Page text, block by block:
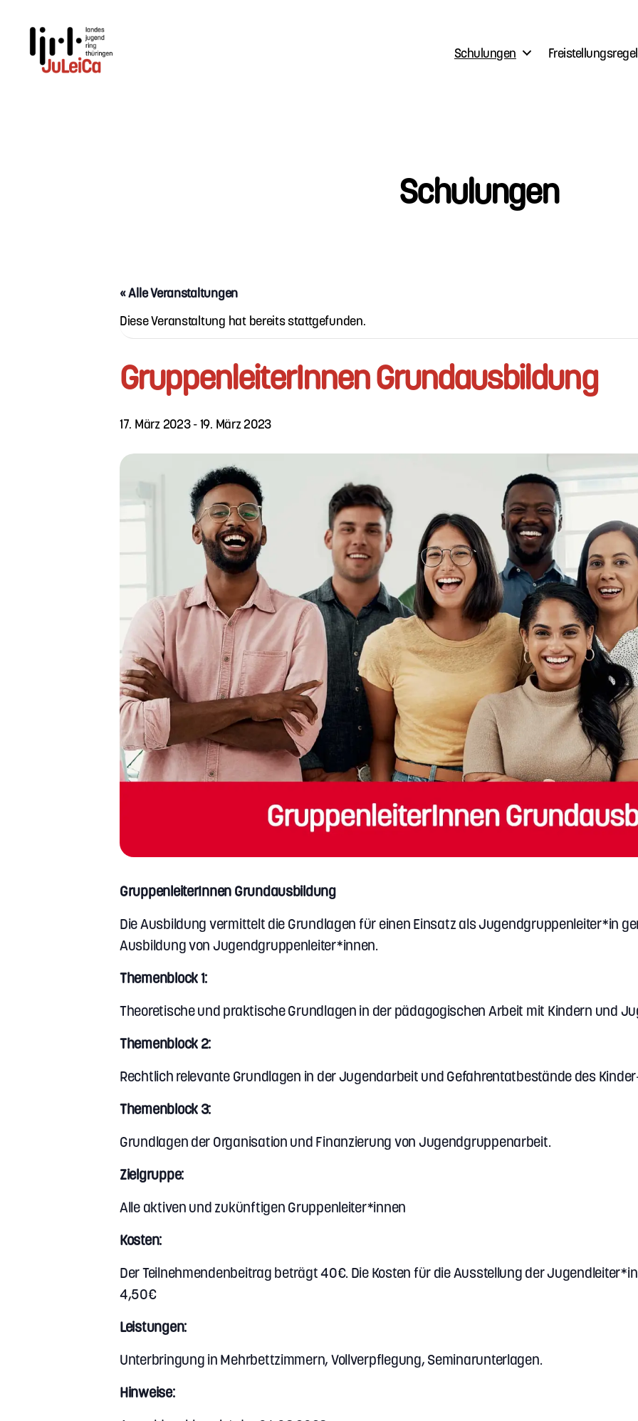
Schulungen
Schulungen
« Alle Veranstaltungen
Diese Veranstaltung hat bereits stattgefunden.
GruppenleiterInnen Grundausbildung
17. März 2023-19. März 2023
GruppenleiterInnen Grundausbildung
Die Ausbildung vermittelt die Grundlagen für einen Einsatz als Jugendgruppenleiter*in
Ausbildung von Jugendgruppenleiter*innen.
Themenblock 1:
Theoretische und praktische Grundlagen in der pädagogischen Arbeit mit Kindern und
Themenblock 2:
Rechtlich relevante Grundlagen in der Jugendarbeit und Gefahrentatbestände des
Themenblock 3:
Grundlagen der Organisation und Finanzierung von Jugendgruppenarbeit.
Zielgruppe:
Alle aktiven und zukünftigen Gruppenleiter*innen
Kosten:
Der Teilnehmendenbeitrag beträgt 40€. Die Kosten für die Ausstellung der
4,50€
Leistungen:
Unterbringung in Mehrbettzimmern, Vollverpflegung, Seminarunterlagen.
Hinweise: